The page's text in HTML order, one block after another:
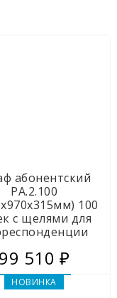
абонентский
РА.2.100
100
с щелями для
99 510 ₽
НОВИНКА